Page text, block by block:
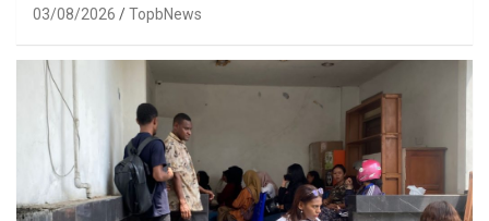
03/08/2026 TopbNews